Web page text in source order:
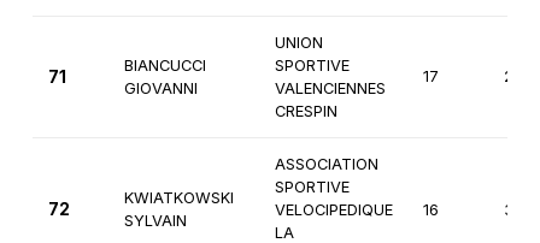
71
BIANCUCCI
GIOVANNI
UNION
SPORTIVE
VALENCIENNES
CRESPIN
17
72
KWIATKOWSKI
SYLVAIN
ASSOCIATION
SPORTIVE
VELOCIPEDIQUE
LA
16